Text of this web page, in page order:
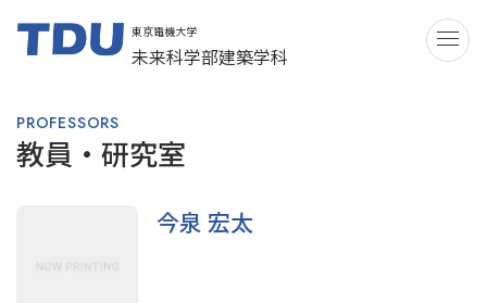
東京電機大学
未来科学部建築学科
PROFESSORS
教員・研究室
今泉 宏太